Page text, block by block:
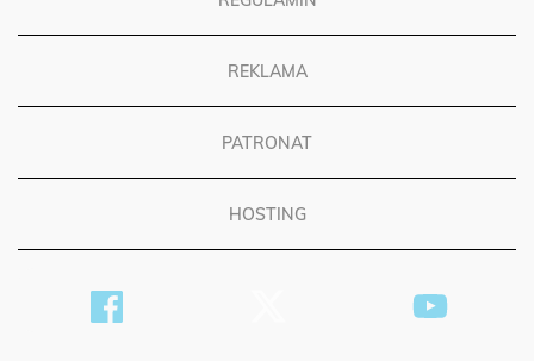
REGULAMIN
REKLAMA
PATRONAT
HOSTING